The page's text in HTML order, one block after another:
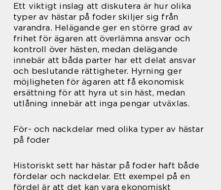
Ett viktigt inslag att diskutera är hur olika
typer av hästar på foder skiljer sig från
varandra. Helägande ger en större grad av
frihet för ägaren att överlämna ansvar och
kontroll över hästen, medan delägande
innebär att båda parter har ett delat ansvar
och beslutande rättigheter. Hyrning ger
möjligheten för ägaren att få ekonomisk
ersättning för att hyra ut sin häst, medan
utlåning innebär att inga pengar utväxlas.
För- och nackdelar med olika typer av hästar
på foder
Historiskt sett har hästar på foder haft både
fördelar och nackdelar. Ett exempel på en
fördel är att det kan vara ekonomiskt